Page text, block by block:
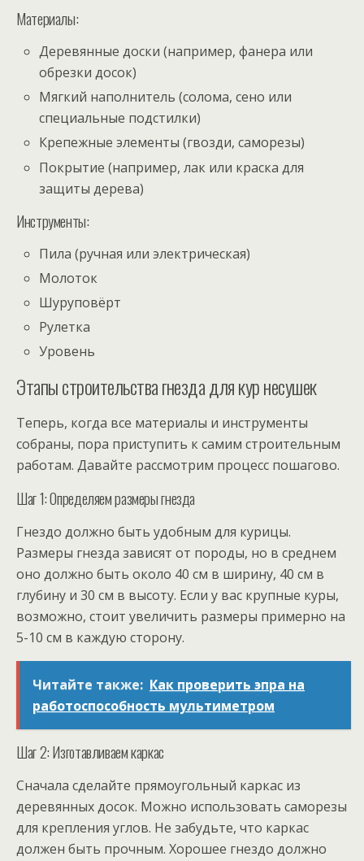
Материалы:
Деревянные доски (например, фанера или
обрезки досок)
Мягкий наполнитель (солома, сено или
специальные подстилки)
Крепежные элементы (гвозди, саморезы)
Покрытие (например, лак или краска для
защиты дерева)
Инструменты:
Пила (ручная или электрическая)
Молоток
Шуруповёрт
Рулетка
Уровень
Этапы строительства гнезда для кур несушек
Теперь, когда все материалы и инструменты
собраны, пора приступить к самим строительным
работам. Давайте рассмотрим процесс пошагово.
Шаг 1: Определяем размеры гнезда
Гнездо должно быть удобным для курицы.
Размеры гнезда зависят от породы, но в среднем
оно должно быть около 40 см в ширину, 40 см в
глубину и 30 см в высоту. Если у вас крупные куры,
возможно, стоит увеличить размеры примерно на
5-10 см в каждую сторону.
Читайте также: Как проверить эпра на
работоспособность мультиметром
Шаг 2: Изготавливаем каркас
Сначала сделайте прямоугольный каркас из
деревянных досок. Можно использовать саморезы
для крепления углов. Не забудьте, что каркас
должен быть прочным. Хорошее гнездо должно